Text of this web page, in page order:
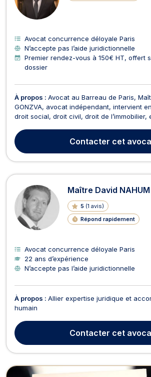
Avocat concurrence déloyale Paris
N’accepte pas l’aide juridictionnelle
Premier rendez-vous à 150€ HT, offert
dossier
À propos : Avocat au Barreau de Paris,
GONZVA, avocat indépendant, intervient
droit social, droit civil, droit de l’immobilier,
mettant au service de votre dossier sa
contentieux, sa connaissance de la
Contacter cet
Maître David NAHUM
5 (1 avis)
Répond rapidement
Avocat concurrence déloyale Paris
22 ans d’expérience
N’accepte pas l’aide juridictionnelle
À propos : Allier expertise juridique et
humain
Contacter cet